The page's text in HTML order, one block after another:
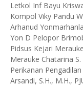
Letkol Inf Bayu
Kompol Viky Pandu
Arhanud
Yon D Pelopor
Pidsus Kejari
Merauke Chatarina
Perikanan
Arsandi, S.H., M.H.,